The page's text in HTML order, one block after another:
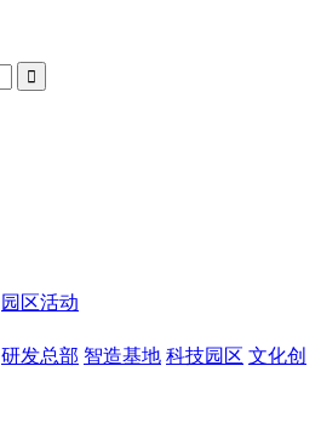

园区活动
研发总部 智造基地 科技园区 文化创